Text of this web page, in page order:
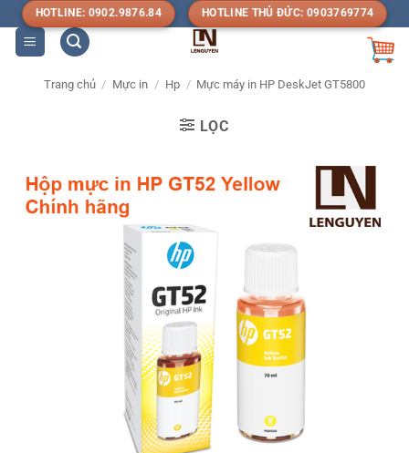
qua
nội
HOTLINE: 0902.9876.84 HOTLINE THỦ ĐỨC: 0903769774
Trang chủ / Mực in / Hp / Mực máy in HP DeskJet GT5800
LỌC